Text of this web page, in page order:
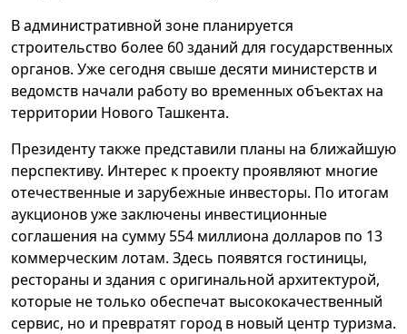
В административной зоне планируется
строительство более 60 зданий для государственных
органов. Уже сегодня свыше десяти министерств и
ведомств начали работу во временных объектах на
территории Нового Ташкента.
Президенту также представили планы на ближайшую
перспективу. Интерес к проекту проявляют многие
отечественные и зарубежные инвесторы. По итогам
аукционов уже заключены инвестиционные
соглашения на сумму 554 миллиона долларов по 13
коммерческим лотам. Здесь появятся гостиницы,
рестораны и здания с оригинальной архитектурой,
которые не только обеспечат высококачественный
сервис, но и превратят город в новый центр туризма.